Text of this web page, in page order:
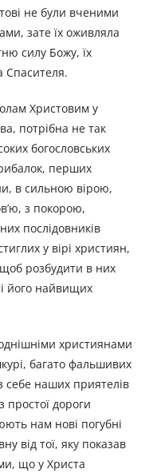
не були вченими
зате їх оживляла
силу Божу, їх
Спасителя.
Христовим у
потрібна не так
богословських
перших
в сильною вірою,
з покорою,
послідовників
у вірі християн,
щоб розбудити в них
його найвищих
християнами
багато фальшивих
себе наших приятелів
простої дороги
нам нові погубні
від тої, яку показав
що у Христа